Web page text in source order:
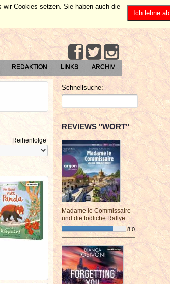
REDAKTION LINKS ARCHIV
Reihenfolge
Schnellsuche:
REVIEWS "WORT"
Madame le Commissaire
und die tödliche Rallye
8,0
¯¯¯¯¯¯¯¯¯¯¯¯¯¯¯¯¯¯¯¯¯¯¯¯
Ich lehne ab
Cookies setzen. Sie haben auch die